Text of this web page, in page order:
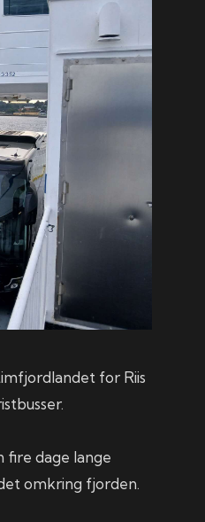
for Riis
fire dage lange
omkring fjorden.